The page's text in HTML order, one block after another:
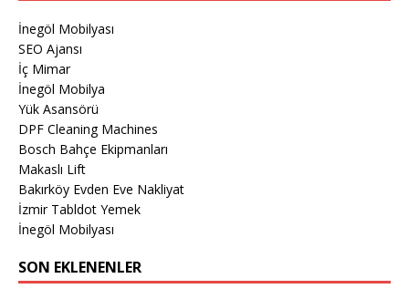
İnegöl Mobilyası
SEO Ajansı
İç Mimar
İnegöl Mobilya
Yük Asansörü
DPF Cleaning Machines
Bosch Bahçe Ekipmanları
Makaslı Lift
Bakırköy Evden Eve Nakliyat
İzmir Tabldot Yemek
İnegöl Mobilyası
SON EKLENENLER